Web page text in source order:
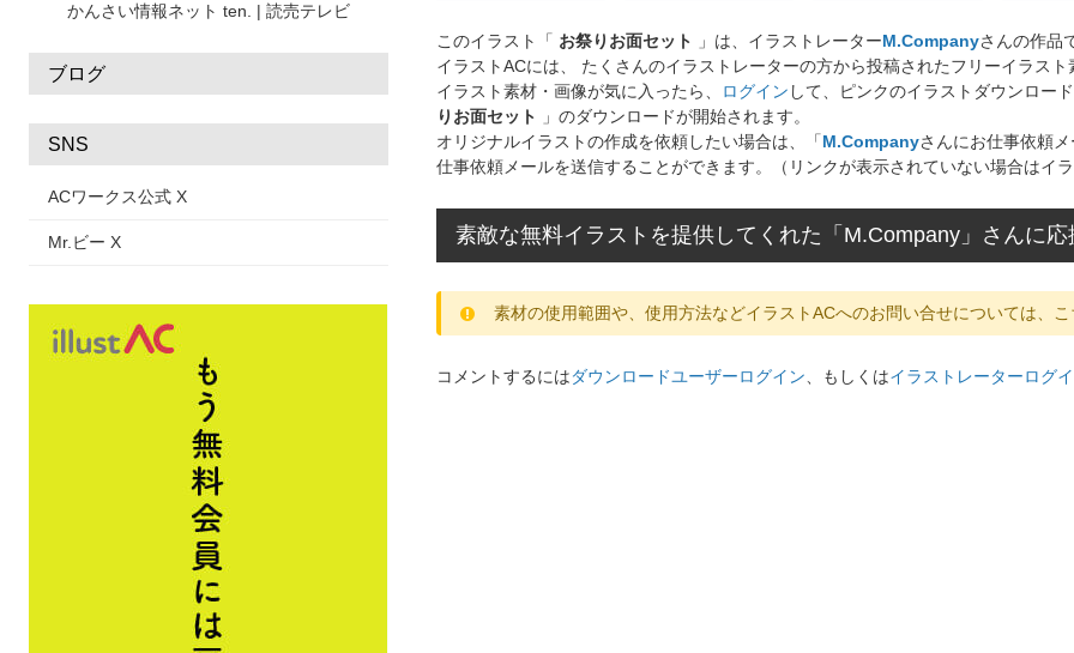
かんさい情報ネット ten. | 読売テレビ
ブログ
SNS
ACワークス公式 X
Mr.ビー X
このイラスト「 お祭りお面セット 」は、イラストレーターM.Companyさんの作品
イラストACには、 たくさんのイラストレーターの方から投稿されたフリーイラス
イラスト素材・画像が気に入ったら、
ログイン して、ピンクのイラストダウンロー
りお面セット
」のダウンロードが開始されます。
オリジナルイラストの作成を依頼したい場合は、「M.Companyさんにお仕事依頼
仕事依頼メールを送信することができます。（リンクが表示されていない場合はイ
素敵な無料イラストを提供してくれた「M.Company」さんに
素材の使用範囲や、使用方法などイラストACへのお問い合せについては、
コメントするにはダウンロードユーザーログイン 、もしくはイラストレーターログ